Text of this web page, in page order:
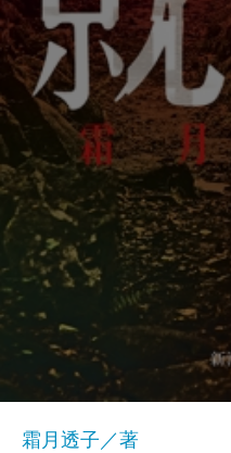
霜月透子／著